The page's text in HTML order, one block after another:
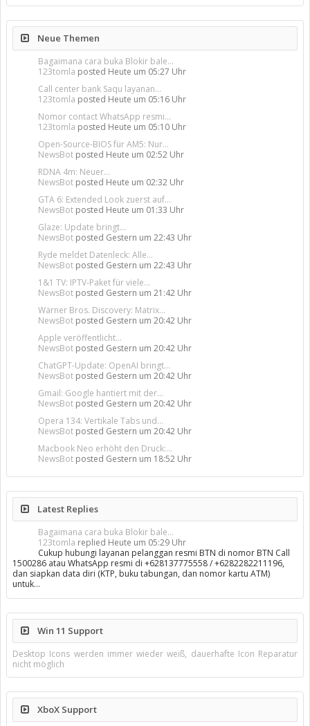
Neue Themen
Bagaimana cara buka Blokir bale...
123tomla posted Heute um 05:27 Uhr
Call center bank Saqu layanan...
123tomla posted Heute um 05:16 Uhr
Nomor contact WhatsApp resmi...
123tomla posted Heute um 05:10 Uhr
Open-Source-BIOS für AM5: Nur...
NewsBot posted Heute um 02:52 Uhr
RDNA 4m: Neuer...
NewsBot posted Heute um 02:32 Uhr
GTA 6: Extended Look zuerst auf...
NewsBot posted Heute um 01:33 Uhr
Glaze: Update bringt...
NewsBot posted Gestern um 22:43 Uhr
Ryde meldet Datenleck: Alle...
NewsBot posted Gestern um 22:43 Uhr
1&1 TV: IPTV-Paket für viele...
NewsBot posted Gestern um 21:42 Uhr
Warner Bros. Discovery: Matrix...
NewsBot posted Gestern um 20:42 Uhr
Apple veröffentlicht...
NewsBot posted Gestern um 20:42 Uhr
ChatGPT-Update: OpenAI bringt...
NewsBot posted Gestern um 20:42 Uhr
Gmail: Google hantiert mit der...
NewsBot posted Gestern um 20:42 Uhr
Opera 134: Vertikale Tabs und...
NewsBot posted Gestern um 20:42 Uhr
Macbook Neo erhöht den Druck:...
NewsBot posted Gestern um 18:52 Uhr
Latest Replies
Bagaimana cara buka Blokir bale...
123tomla replied Heute um 05:29 Uhr
Cukup hubungi layanan pelanggan resmi BTN di nomor BTN Call
1500286 atau WhatsApp resmi di +628137775558 / +6282282211196,
dan siapkan data diri (KTP, buku tabungan, dan nomor kartu ATM)
untuk…
Win 11 Support
Desktop Icons werden immer wieder weiß, dauerhafte Icon Reparatur
nicht möglich
XboX Support